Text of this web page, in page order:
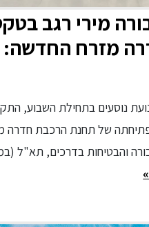
מירי רגב
מזרח החדשה:
משנה את
ישראל"
נוסעים בתחילת השבוע,
פתיחתה של תחנת הרכבת חדרה
והבטיחות בדרכים, תא"ל